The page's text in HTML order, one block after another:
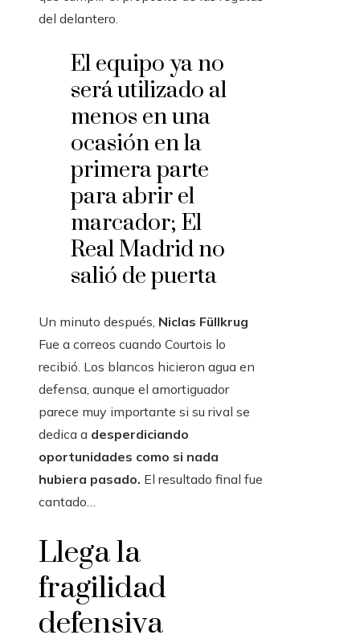
del delantero.
El equipo ya no
será utilizado al
menos en una
ocasión en la
primera parte
para abrir el
marcador; El
Real Madrid no
salió de puerta
Un minuto después, Niclas Füllkrug
Fue a correos cuando Courtois lo
recibió. Los blancos hicieron agua en
defensa, aunque el amortiguador
parece muy importante si su rival se
dedica a desperdiciando
oportunidades como si nada
hubiera pasado. El resultado final fue
cantado…
Llega la
fragilidad
defensiva